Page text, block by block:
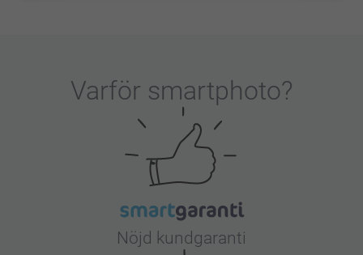
Varför smartphoto?
Nöjd kundgaranti